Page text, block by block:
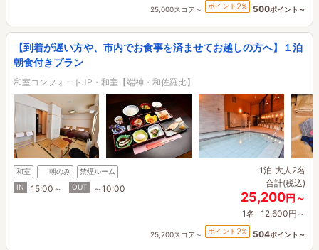
25,000スコア～ ポイント 2% 500ポイント～
【到着が遅い方や、市内でお食事を済ませてお越しの方へ】１泊
朝食付きプラン
和室コンフォートJP・和室【端神・和佐羅比】
和室 朝のみ
禁煙ルーム
IN
15:00～ OUT ～10:00
1泊 大人2名
合計(税込)
25,200円～
1名 12,600円～
25,200スコア～ ポイント 2% 504ポイント～